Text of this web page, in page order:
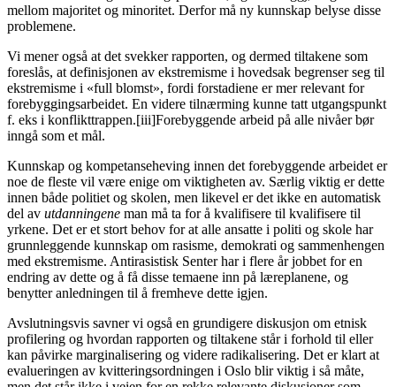
mellom majoritet og minoritet. Derfor må ny kunnskap belyse disse
problemene.
Vi mener også at det svekker rapporten, og dermed tiltakene som
foreslås, at definisjonen av ekstremisme i hovedsak begrenser seg til
ekstremisme i «full blomst», fordi forstadiene er mer relevant for
forebyggingsarbeidet. En videre tilnærming kunne tatt utgangspunkt
f. eks i konflikttrappen.[iii]Forebyggende arbeid på alle nivåer bør
inngå som et mål.
Kunnskap og kompetanseheving innen det forebyggende arbeidet er
noe de fleste vil være enige om viktigheten av. Særlig viktig er dette
innen både politiet og skolen, men likevel er det ikke en automatisk
del av utdanningene man må ta for å kvalifisere til kvalifisere til
yrkene. Det er et stort behov for at alle ansatte i politi og skole har
grunnleggende kunnskap om rasisme, demokrati og sammenhengen
med ekstremisme. Antirasistisk Senter har i flere år jobbet for en
endring av dette og å få disse temaene inn på læreplanene, og
benytter anledningen til å fremheve dette igjen.
Avslutningsvis savner vi også en grundigere diskusjon om etnisk
profilering og hvordan rapporten og tiltakene står i forhold til eller
kan påvirke marginalisering og videre radikalisering. Det er klart at
evalueringen av kvitteringsordningen i Oslo blir viktig i så måte,